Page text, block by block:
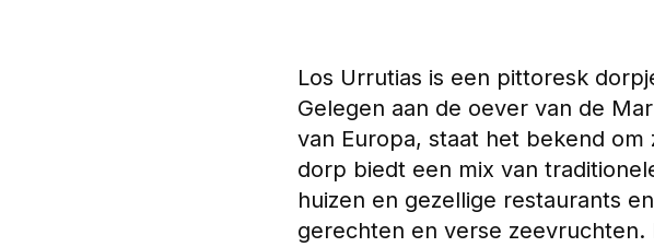
Los Urrutias is een pittoresk
Gelegen aan de oever van de
van Europa, staat het bekend
dorp biedt een mix van
huizen en gezellige restaurants
gerechten en verse